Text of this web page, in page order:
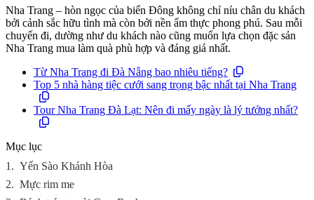
Nha Trang – hòn ngọc của biển Đông không chỉ níu chân du khách
bởi cảnh sắc hữu tình mà còn bởi nền ẩm thực phong phú. Sau mỗi
chuyến đi, dường như du khách nào cũng muốn lựa chọn đặc sản
Nha Trang mua làm quà phù hợp và đáng giá nhất.
Từ Nha Trang đi Đà Nẵng bao nhiêu tiếng?
Top 5 nhà hàng tiệc cưới sang trọng bậc nhất tại Nha Trang
Tour Nha Trang Đà Lạt: Nên đi mấy ngày là lý tưởng nhất?
Mục lục
1. Yến Sào Khánh Hòa
2. Mực rim me